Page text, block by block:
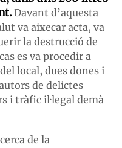
Davant d’aquesta
va aixecar acta, va
la destrucció de
es va procedir a
local, dues dones i
de delictes
i tràfic il·legal demà
de la